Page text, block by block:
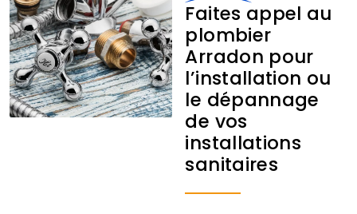
Faites appel au
plombier
Arradon pour
l’installation ou
le dépannage
de vos
installations
sanitaires